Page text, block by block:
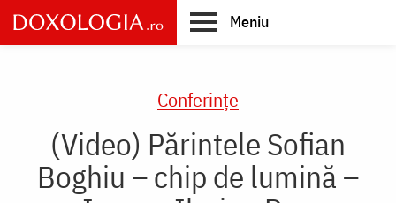
Skip
to
main
Meniu
Conferințe
(Video) Părintele Sofian
Boghiu – chip de lumină –